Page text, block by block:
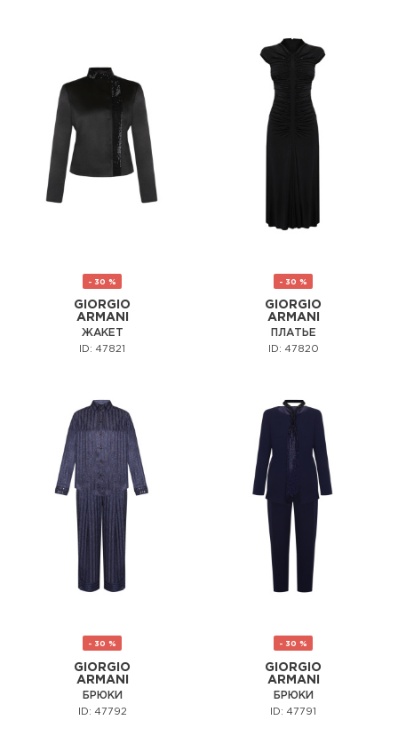
- 30 %
GIORGIO
ARMANI
ЖАКЕТ
ID: 47821
- 30 %
GIORGIO
ARMANI
ПЛАТЬЕ
ID: 47820
- 30 %
GIORGIO
ARMANI
БРЮКИ
ID: 47792
- 30 %
GIORGIO
ARMANI
БРЮКИ
ID: 47791